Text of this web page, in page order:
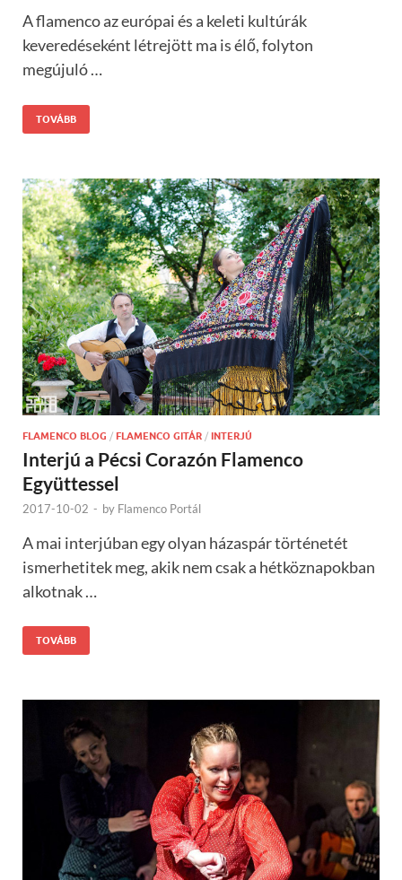
A flamenco az európai és a keleti kultúrák
keveredéseként létrejött ma is élő, folyton
megújuló …
TOVÁBB
FLAMENCO BLOG / FLAMENCO GITÁR / INTERJÚ
Interjú a Pécsi Corazón Flamenco
Együttessel
2017-10-02 - by Flamenco Portál
A mai interjúban egy olyan házaspár történetét
ismerhetitek meg, akik nem csak a hétköznapokban
alkotnak …
TOVÁBB